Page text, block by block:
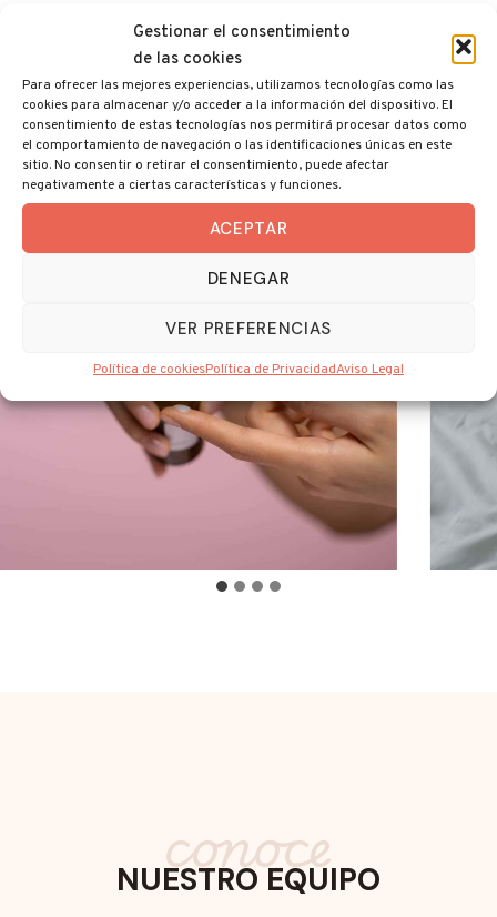
Gestionar el consentimiento
de las cookies
Para ofrecer las mejores experiencias, utilizamos tecnologías como las
cookies para almacenar y/o acceder a la información del dispositivo. El
consentimiento de estas tecnologías nos permitirá procesar datos como
el comportamiento de navegación o las identificaciones únicas en este
sitio. No consentir o retirar el consentimiento, puede afectar
negativamente a ciertas características y funciones.
ACEPTAR
DENEGAR
VER PREFERENCIAS
Política de cookiesPolítica de PrivacidadAviso Legal
cosmética
LA MEJOR CALIDAD
conoce
NUESTRO EQUIPO